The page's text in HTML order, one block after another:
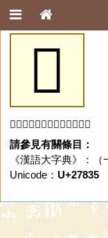
𧠵
「𧠵」字未收錄於本資料庫。
請參見有關條目：
《漢語大字典》：（
Unicode： U+27835